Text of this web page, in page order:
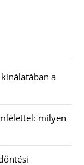
a
milyen